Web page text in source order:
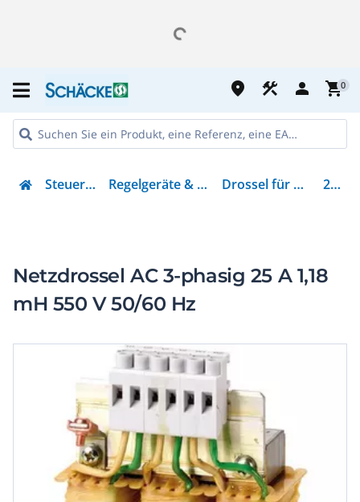
place construction person shopping_cart0
Steuern & Regeln Regelgeräte & Stromversorgung Drossel für Niederspannung 269504
Netzdrossel AC 3-phasig 25 A 1,18
mH 550 V 50/60 Hz